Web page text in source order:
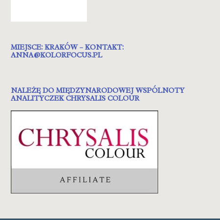
MIEJSCE: KRAKÓW – KONTAKT:
ANNA@KOLORFOCUS.PL
NALEŻĘ DO MIĘDZYNARODOWEJ WSPÓLNOTY
ANALITYCZEK CHRYSALIS COLOUR